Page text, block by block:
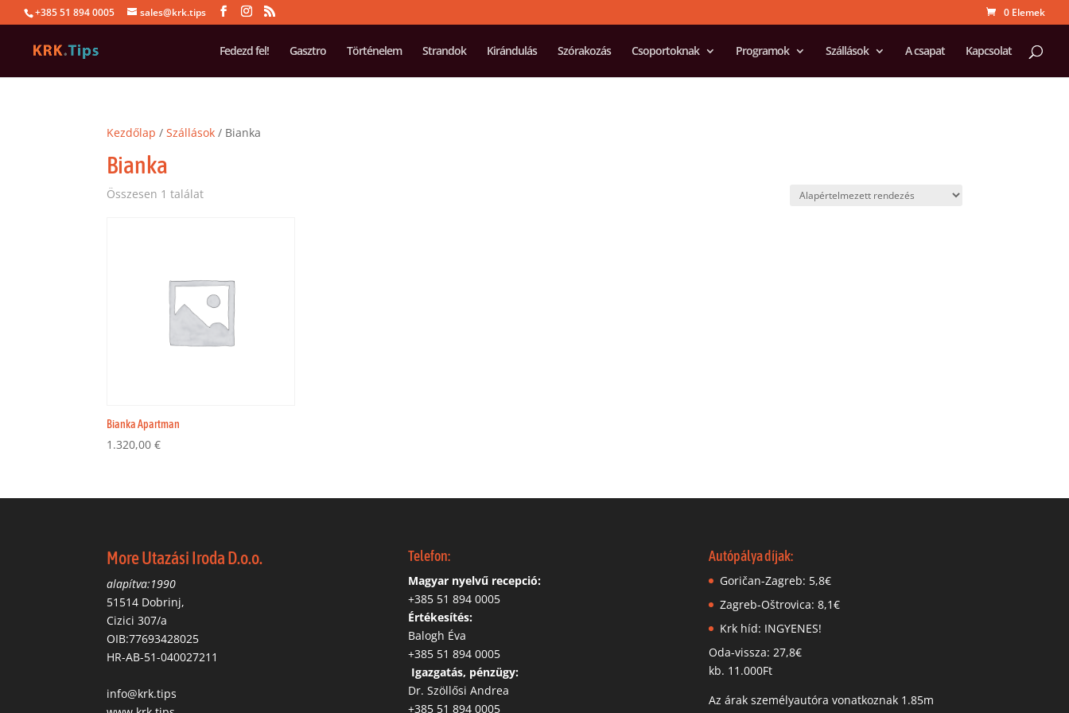
+385 51 894 0005 sales@krk.tips 0 Elemek
Fedezd fel! Gasztro Történelem Strandok Kirándulás Szórakozás Csoportoknak Programok Szállások A csapat Kapcsolat
Kezdőlap /Szállások / Bianka
Bianka
Összesen 1 találat
Bianka Apartman
1.320,00€
More Utazási Iroda D.o.o.
alapítva:1990
51514 Dobrinj,
Cizici 307/a
OIB:77693428025
HR-AB-51-040027211
info@krk.tips
Telefon:
Magyar nyelvű recepció:
‭+385 51 894 0005
Értékesítés:
Balogh Éva
+385 51 894 0005
Igazgatás, pénzügy:
Dr. Szöllősi Andrea
+385 51 894 0005
Autópálya díjak:
Goričan-Zagreb: 5,8€
Zagreb-Oštrovica: 8,1€
Krk híd: INGYENES!
Oda-vissza: 27,8€
kb. 11.000Ft
Az árak személyautóra vonatkoznak 1.85m